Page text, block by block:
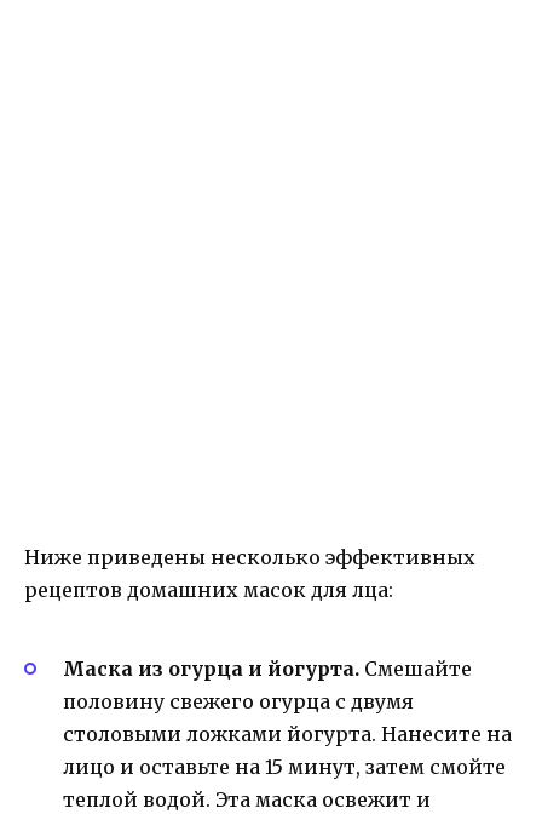
Ниже приведены несколько эффективных
рецептов домашних масок для лца:
Маска из огурца и йогурта. Смешайте
половину свежего огурца с двумя
столовыми ложками йогурта. Нанесите на
лицо и оставьте на 15 минут, затем смойте
теплой водой. Эта маска освежит и